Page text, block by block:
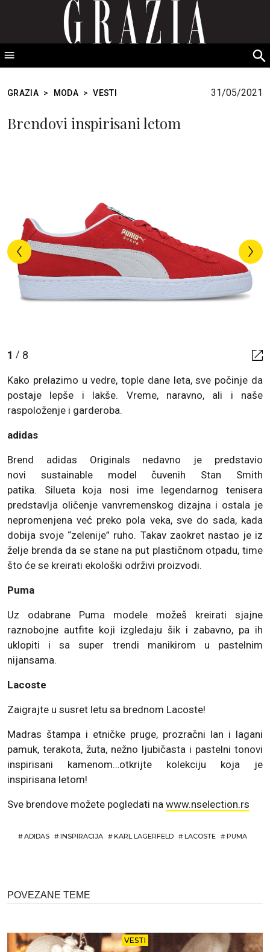
GRAZIA Srbija
GRAZIA > MODA > VESTI 31/05/2021
Brendovi inspirisani letom
1 / 8
Kako prelazimo u vedre, tople dane leta, sve počinje da
postaje lepše i lakše. Vreme, naravno, ali i naše
raspoloženje i garderoba.
adidas
Brend adidas Originals nedavno je predstavio
novi sustainable model čuvenih Stan Smith
patika. Silueta koja nosi ime legendarnog tenisera
predstavlja oličenje vanvremenskog dizajna i ostala je
nepromenjena već preko pola veka, sve do sada, kada
dobija svoje “zelenije” ruho. Takav zaokret nastao je iz
želje brenda da se stane na put plastičnom otpadu, time
što će se kreirati ekološki održivi proizvodi.
Puma
Uz odabrane Puma modele možeš kreirati sjajne
raznobojne autfite koji izgledaju šik i zabavno, pa ih
uklopiti i sa super trendi manikirom u pastelnim
nijansama.
Lacoste
Zaigrajte u susret letu sa brednom Lacoste!
Madras štampa i etničke pruge, prozračni lan i lagani
pamuk, terakota, žuta, nežno ljubičasta i pastelni tonovi
inspirisani kamenom…otkrijte kolekciju koja je
inspirisana letom!
Sve brendove možete pogledati na www.nselection.rs
#ADIDAS #INSPIRACIJA #KARL LAGERFELD #LACOSTE #PUMA
POVEZANE TEME
VESTI